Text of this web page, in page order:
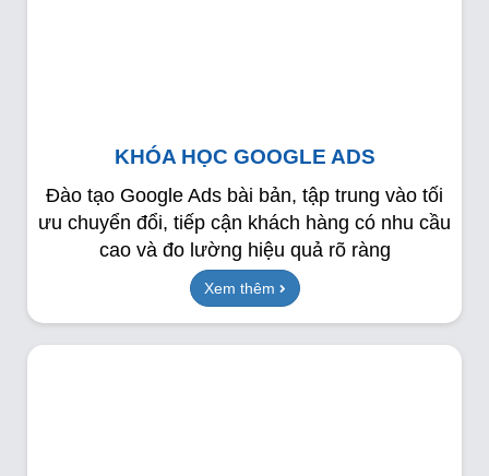
KHÓA HỌC GOOGLE ADS
Đào tạo Google Ads bài bản, tập trung vào tối
ưu chuyển đổi, tiếp cận khách hàng có nhu cầu
cao và đo lường hiệu quả rõ ràng
Xem thêm